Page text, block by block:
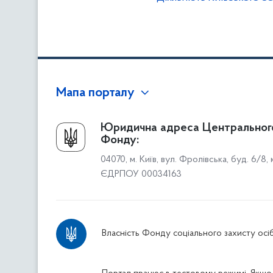
Мапа порталу
Про Фонд
Керівництво
Структура Фонду
Територіальні відділення
Дніпропетровське відділення
Юридична адреса
Фонду:
04070, м. Київ, вул. Фролівська, буд. 6/8,
ЄДРПОУ 00034163
Власність Фонду соціального захисту осіб